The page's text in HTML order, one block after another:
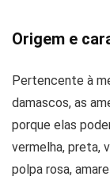
Origem e
Pertencente à
damascos, as
porque elas
vermelha, preta,
polpa rosa,